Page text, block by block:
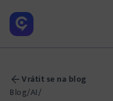
Vrátit se na blog
Blog/AI/